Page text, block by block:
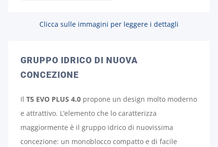
Clicca sulle immagini per leggere i dettagli
GRUPPO IDRICO DI NUOVA
CONCEZIONE
Il T5 EVO PLUS 4.0propone un design molto moderno
e attrattivo. L’elemento che lo caratterizza
maggiormente è il gruppo idrico di nuovissima
concezione: un monoblocco compatto e di facile